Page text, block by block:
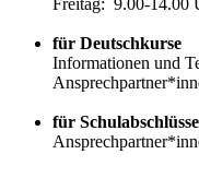
für Deutschkurse
Informationen und
für